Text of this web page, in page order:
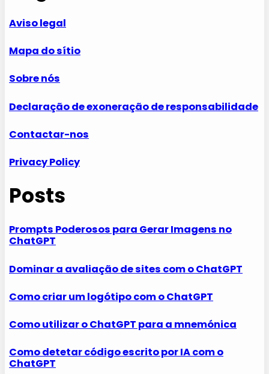
Aviso legal
Mapa do sítio
Sobre nós
Declaração de exoneração de responsabilidade
Contactar-nos
Privacy Policy
Posts
Prompts Poderosos para Gerar Imagens no
ChatGPT
Dominar a avaliação de sites com o ChatGPT
Como criar um logótipo com o ChatGPT
Como utilizar o ChatGPT para a mnemónica
Como detetar código escrito por IA com o
ChatGPT